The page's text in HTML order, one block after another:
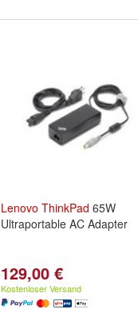
Lenovo ThinkPad 65W
Ultraportable AC Adapter
129,00 €
Kostenloser Versand